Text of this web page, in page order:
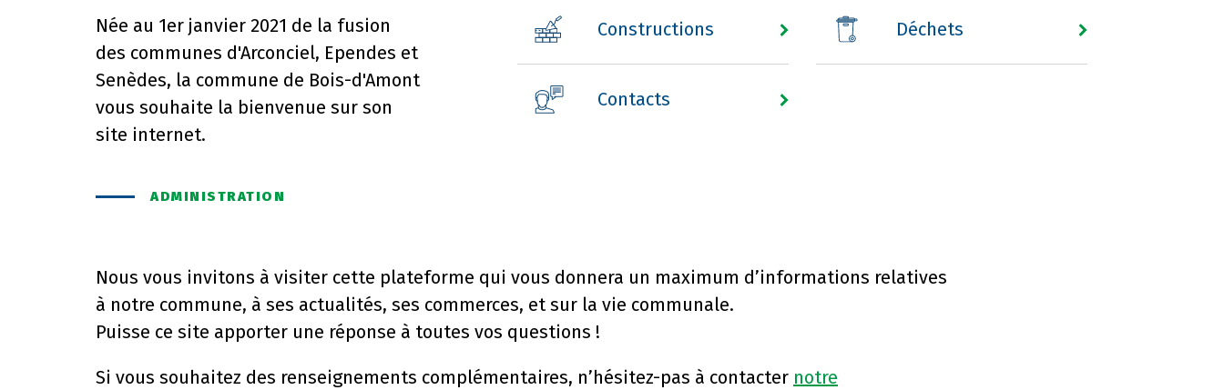
Née au 1er janvier 2021 de la fusion
des communes d'Arconciel, Ependes et
Senèdes, la commune de Bois-d'Amont
vous souhaite la bienvenue sur son
site internet.
ADMINISTRATION
Constructions Déchets
Contacts
Nous vous invitons à visiter cette plateforme qui vous donnera un maximum d’informations relatives
à notre commune, à ses actualités, ses commerces, et sur la vie communale.
Puisse ce site apporter une réponse à toutes vos questions !
Si vous souhaitez des renseignements complémentaires, n’hésitez-pas à contacter notre